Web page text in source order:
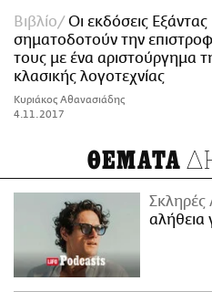
Βιβλίο
Οι εκδόσεις Εξάντας
σηματοδοτούν την
τους με ένα αριστούργημα
κλασικής λογοτεχνίας
Κυριάκος Αθανασιάδης
4.11.2017
ΘΕΜΑΤΑ
Σκληρές
αλήθεια